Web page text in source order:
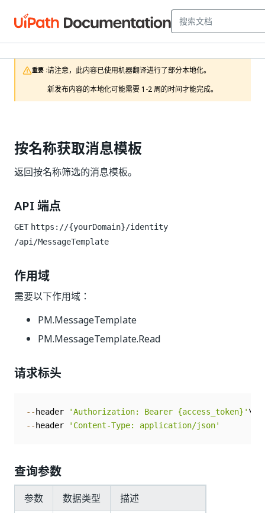
重要 :请注意，此内容已使用机器翻译进行了部分本地化。
新发布内容的本地化可能需要 1-2 周的时间才能完成。
按名称获取消息模板
返回按名称筛选的消息模板。
API 端点
GET https://{yourDomain}/identity
/api/MessageTemplate
作用域
需要以下作用域：
PM.MessageTemplate
PM.MessageTemplate.Read
请求标头
-- header 'Authorization: Bearer {access_token}'
-- header 'Content-Type: application/json'
查询参数
参数 数据类型 描述